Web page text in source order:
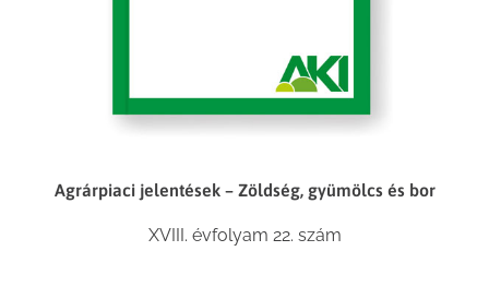
Agrárpiaci jelentések – Zöldség, gyümölcs és bor
XVIII. évfolyam 22. szám